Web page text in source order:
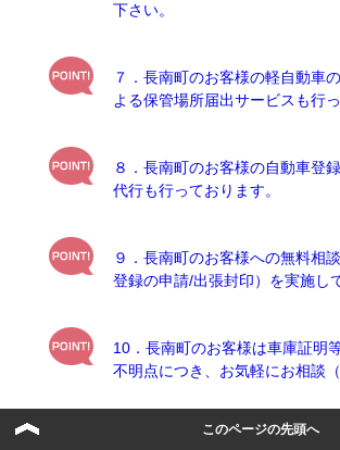
下さい。
７．長南町のお客様の軽自動車
よる保管場所届出サービスも行
８．長南町のお客様の自動車登
代行も行っております。
９．長南町のお客様への無料相
登録の申請/出張封印）を実施し
10．長南町のお客様は車庫証明
不明点につき、お気軽にお相談
このページの先頭へ